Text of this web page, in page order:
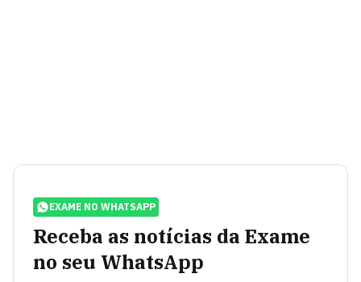
EXAME NO WHATSAPP
Receba as notícias da Exame
no seu WhatsApp